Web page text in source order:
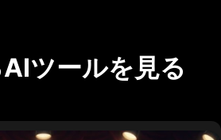
ツールを見る